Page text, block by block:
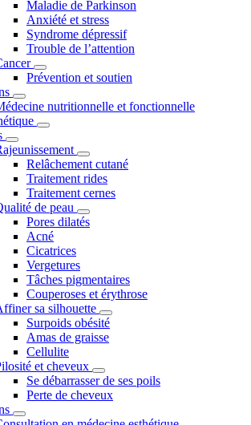
Maladie de Parkinson
Anxiété et stress
Syndrome dépressif
Trouble de l’attention
Prévention et soutien
nutritionnelle et fonctionnelle
Relâchement cutané
Traitement rides
Traitement cernes
de peau
Pores dilatés
Acné
Cicatrices
Vergetures
Tâches pigmentaires
Couperoses et érythrose
sa silhouette
Surpoids obésité
Amas de graisse
Cellulite
et cheveux
Se débarrasser de ses poils
Perte de cheveux